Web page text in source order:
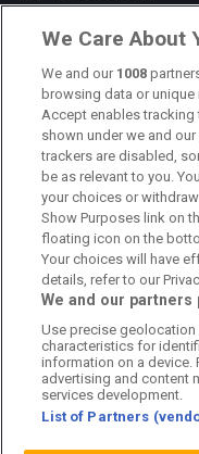
Länkar
Om oss
Kontakta oss
Kundtjänst
Sponsor: Rekatochklart
Annonsera på
Redaktionell policy
Personuppgiftspolicy
Cookiepolicy
Arkiv
We Care About
We and our 1008
browsing data or unique
Accept enables
shown under we and
trackers are disabled,
be as relevant to you.
your choices or
Show Purposes link on
floating icon on the
Your choices will have
details, refer to our
We and our
Use precise
characteristics for
information on a device.
advertising and content
services development.
List of Partners